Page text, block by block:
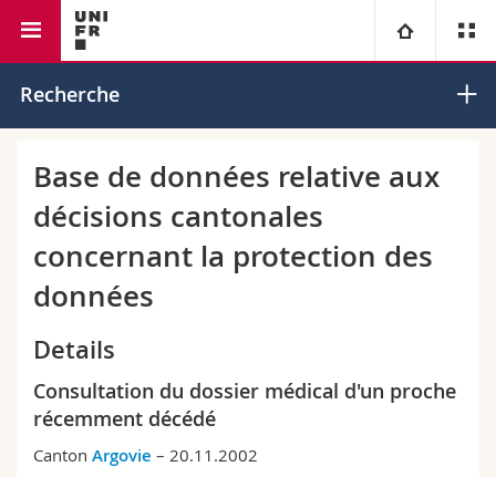
Université
Campus
Recherche
Formation continue
Théologie
Droit
Lettres et sciences humaines
Sciences de l'éducation et de la formation
Vous êtes
Futurs étudiants
Médias
Chercheurs
Ressources
Plan d'accès
Bibliothèques
Faculté de droit Institut de droit européen
Recherche
Base de données relative aux
décisions cantonales
concernant la protection des
données
Details
Consultation du dossier médical d'un proche
récemment décédé
Canton Argovie – 20.11.2002